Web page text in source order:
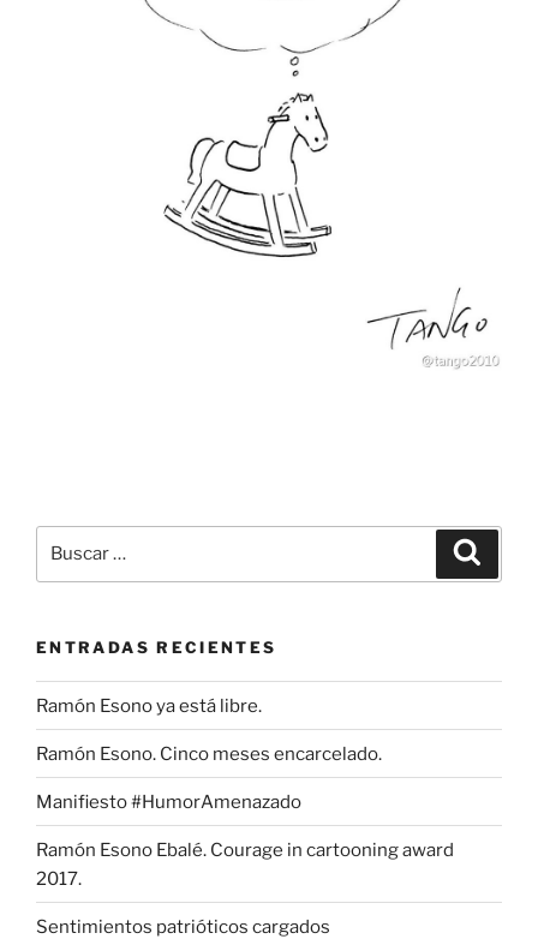
por:
ENTRADAS RECIENTES
Ramón Esono ya está libre.
Ramón Esono. Cinco meses encarcelado.
Manifiesto #HumorAmenazado
Ramón Esono Ebalé. Courage in cartooning award
2017.
Sentimientos patrióticos cargados